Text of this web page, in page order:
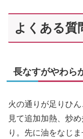
よくある質
長なすがやわら
火の通りが足りひ
見て追加加熱、炒
り。先に油をなじ